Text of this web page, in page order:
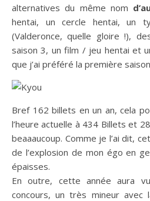
alternatives du même nom
hentai, un cercle hentai, un
(Valderonce, quelle gloire !),
saison 3, un film / jeu hentai et
que j’ai préféré la première
Bref 162 billets en un an, cela
l’heure actuelle à 434 Billets et
beaaaucoup. Comme je l’ai dit,
de l’explosion de mon égo en
épaisses.
En outre, cette année aura
concours, un très mineur